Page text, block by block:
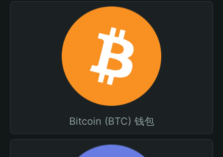
Bitcoin (BTC) 钱包